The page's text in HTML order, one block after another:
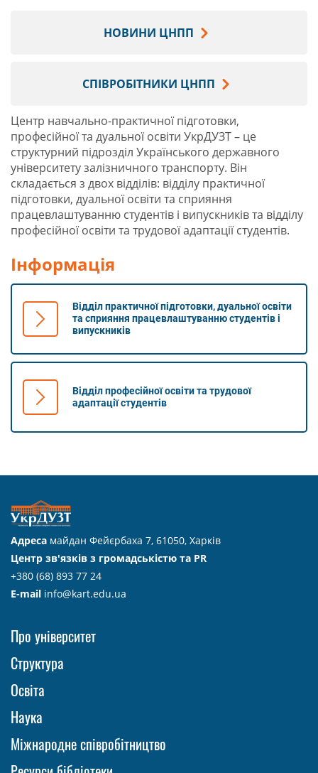
НОВИНИ ЦНПП
СПІВРОБІТНИКИ ЦНПП
Центр навчально-практичної підготовки,
професійної та дуальної освіти УкрДУЗТ – це
структурний підрозділ Українського державного
університету залізничного транспорту. Він
складається з двох відділів: відділу практичної
підготовки, дуальної освіти та сприяння
працевлаштуванню студентів і випускників та відділу
професійної освіти та трудової адаптації студентів.
Інформація
Відділ практичної підготовки, дуальної освіти
та сприяння працевлаштуванню студентів і
випускників
Відділ професійної освіти та трудової
адаптації студентів
Адреса майдан Фейєрбаха 7, 61050, Харків
Центр зв'язків з громадськістю та PR
+380 (68) 893 77 24
E-mail info@kart.edu.ua
Про університет
Структура
Освіта
Наука
Міжнародне співробітництво